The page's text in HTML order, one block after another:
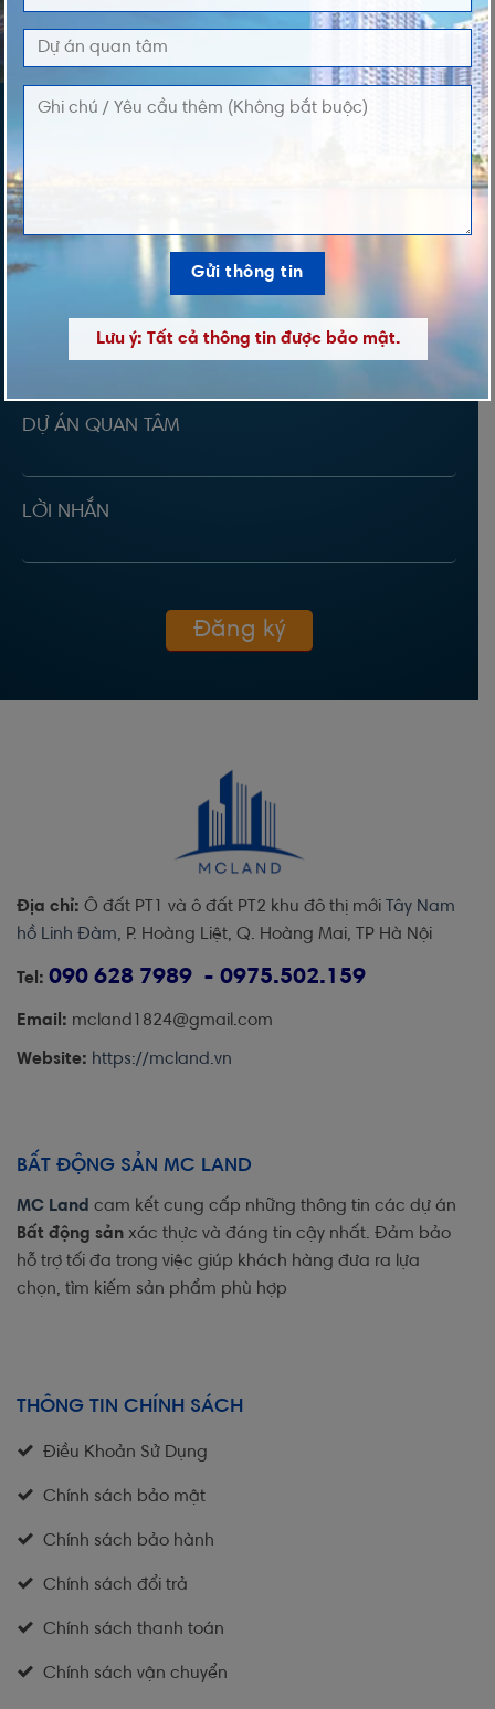
ĐĂNG KÝ NHẬN THÔNG TIN
Vui lòng nhập thông tin của bạn để nhận thông
tin Giá và Giỏ Hàng độc quyền từ chúng tôi
ĐIỆN THOẠI *
DỰ ÁN QUAN TÂM
LỜI NHẮN
Địa chỉ: Ô đất PT1 và ô đất PT2 khu đô thị mới
Tây Nam
hồ Linh Đàm, P. Hoàng Liệt, Q. Hoàng Mai, TP Hà Nội
Tel: 090 628 7989 - 0975.502.159
Email: mcland1824@gmail.com
Website: https://mcland.vn
BẤT ĐỘNG SẢN MC LAND
MC Land cam kết cung cấp những thông tin các dự án
Bất động sản xác thực và đáng tin cậy nhất. Đảm bảo
hỗ trợ tối đa trong việc giúp khách hàng đưa ra lựa
chọn, tìm kiếm sản phẩm phù hợp
THÔNG TIN CHÍNH SÁCH
Điều Khoản Sử Dụng
Chính sách bảo mật
Chính sách bảo hành
Chính sách đổi trả
Chính sách thanh toán
Chính sách vận chuyển
Lưu ý: Tất cả thông tin được bảo mật.